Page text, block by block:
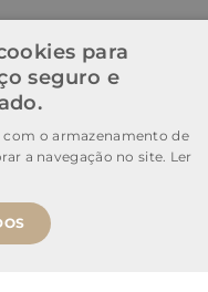
para
seguro e
com o armazenamento de
a navegação no site. Ler